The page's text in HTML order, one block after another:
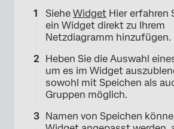
Siehe Widget Hier erfahren
ein Widget direkt zu Ihrem
Netzdiagramm hinzufügen.
Heben Sie die Auswahl
um es im Widget
sowohl mit Speichen als
Gruppen möglich.
Namen von Speichen